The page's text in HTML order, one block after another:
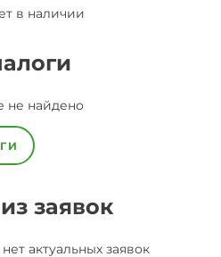
в наличии
не найдено
заявок
нет актуальных заявок